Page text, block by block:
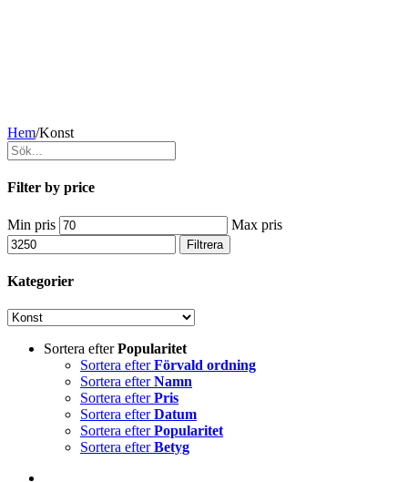
Hem/Konst
Filter by price
Min pris Max pris
Filtrera
Kategorier
Sortera efterPopularitet
Sortera efterFörvald ordning
Sortera efterNamn
Sortera efterPris
Sortera efterDatum
Sortera efterPopularitet
Sortera efterBetyg